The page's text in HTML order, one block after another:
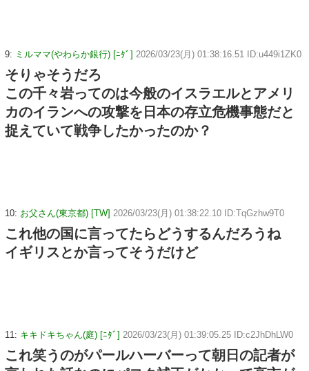
9: ミルママ(やわらか銀行) [ﾆﾀﾞ] 2026/03/23(月) 01:38:16.51 ID:u449i1ZK0
そりゃそうだろ
この千々岩ってのは今般のイスラエルとアメリ
カのイランへの攻撃を日本の存立危機事態だと
捉えていて戦争したかったのか？
10: お父さん(東京都) [TW] 2026/03/23(月) 01:38:22.10 ID:TqGzhw9T0
これ他の国に言ってたらどうするんだろうね
イギリスとか言ってそうだけど
11: キキドキちゃん(庭) [ﾆﾀﾞ] 2026/03/23(月) 01:39:05.25 ID:c2JhDhLW0
これ笑うのがパールハーバーって朝日の記者が